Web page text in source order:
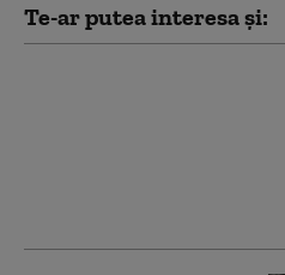
Te-ar putea interesa și: